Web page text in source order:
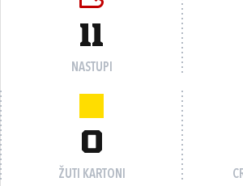
11
NASTUPI
0
ŽUTI KARTONI